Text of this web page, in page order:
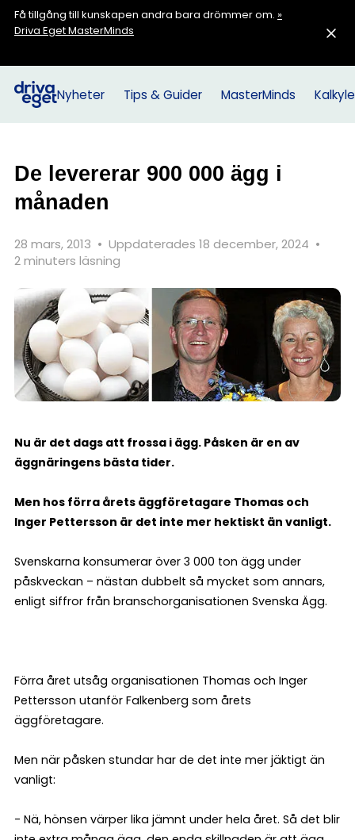
Få tillgång till kunskapen andra bara drömmer om. »
Driva Eget MasterMinds
Nyheter Tips & Guider MasterMinds
De levererar 900 000 ägg i
månaden
28 mars, 2013 • Uppdaterades 18 december, 2024 •
2 minuters läsning
Nu är det dags att frossa i ägg. Påsken är en av
äggnäringens bästa tider.
Men hos förra årets äggföretagare Thomas och
Inger Pettersson är det inte mer hektiskt än vanligt.
Svenskarna konsumerar över 3 000 ton ägg under
påskveckan – nästan dubbelt så mycket som annars,
enligt siffror från branschorganisationen Svenska Ägg.
Förra året utsåg organisationen Thomas och Inger
Pettersson utanför Falkenberg som årets
äggföretagare.
Men när påsken stundar har de det inte mer jäktigt än
vanligt:
- Nä, hönsen värper lika jämnt under hela året. Så det blir